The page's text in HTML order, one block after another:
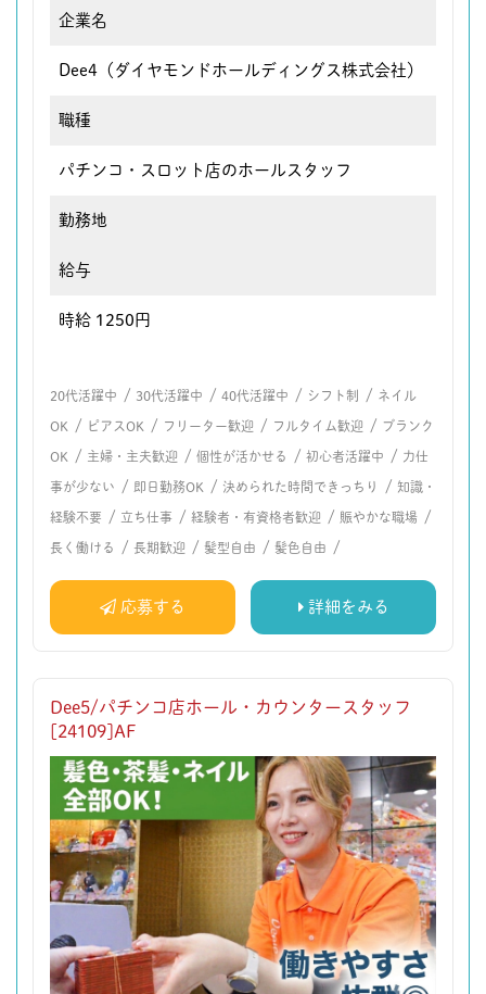
企業名
Dee4（ダイヤモンドホールディングス株式会社）
職種
パチンコ・スロット店のホールスタッフ
勤務地
給与
時給 1250円
20代活躍中 / 30代活躍中 / 40代活躍中 / シフト制 / ネイル
OK / ピアスOK / フリーター歓迎 / フルタイム歓迎 / ブランク
OK / 主婦・主夫歓迎 / 個性が活かせる / 初心者活躍中 / 力仕
事が少ない / 即日勤務OK / 決められた時間できっちり / 知識・
経験不要 / 立ち仕事 / 経験者・有資格者歓迎 / 賑やかな職場 /
長く働ける / 長期歓迎 / 髪型自由 / 髪色自由 /
応募する 詳細をみる
Dee5/パチンコ店ホール・カウンタースタッフ
[24109]AF